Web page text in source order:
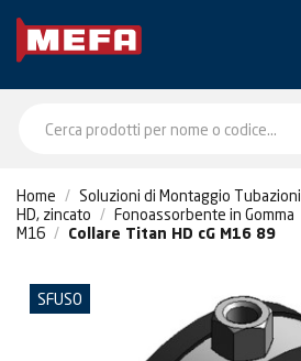
Home Soluzioni di Montaggio Tubazioni
HD, zincato
Fonoassorbente in Gomma
M16
Collare Titan HD cG M16 89
SFUSO